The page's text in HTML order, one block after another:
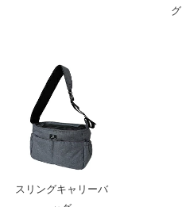
グ
スリングキャリーバ